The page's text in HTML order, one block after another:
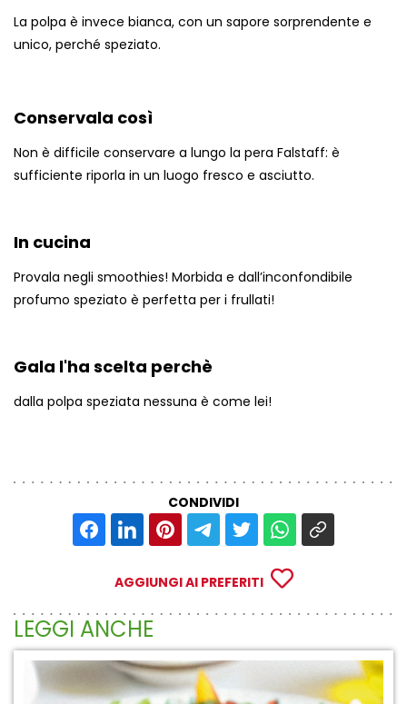
La polpa è invece bianca, con un sapore sorprendente e
unico, perché speziato.
Conservala così
Non è difficile conservare a lungo la pera Falstaff: è
sufficiente riporla in un luogo fresco e asciutto.
In cucina
Provala negli smoothies! Morbida e dall’inconfondibile
profumo speziato è perfetta per i frullati!
Gala l'ha scelta perchè
dalla polpa speziata nessuna è come lei!
CONDIVIDI
AGGIUNGI AI PREFERITI
LEGGI ANCHE